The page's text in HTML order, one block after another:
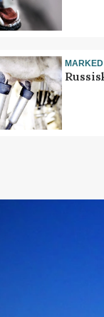
MARKED